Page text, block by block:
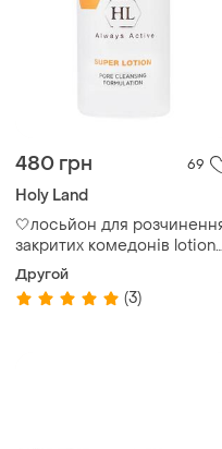
480 грн 69
Holy Land
🤍лосьйон для
закритих комедонів lotion
Другой
(3)